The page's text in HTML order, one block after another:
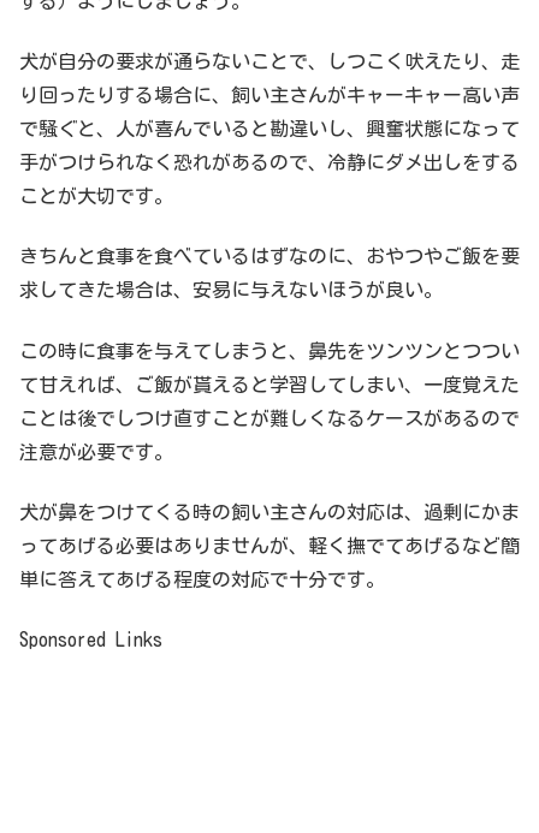
犬が自分の要求が通らないことで、しつこく吠えたり、走
り回ったりする場合に、飼い主さんがキャーキャー高い声
で騒ぐと、人が喜んでいると勘違いし、興奮状態になって
手がつけられなく恐れがあるので、冷静にダメ出しをする
ことが大切です。
きちんと食事を食べているはずなのに、おやつやご飯を要
求してきた場合は、安易に与えないほうが良い。
この時に食事を与えてしまうと、鼻先をツンツンとつつい
て甘えれば、ご飯が貰えると学習してしまい、一度覚えた
ことは後でしつけ直すことが難しくなるケースがあるので
注意が必要です。
犬が鼻をつけてくる時の飼い主さんの対応は、過剰にかま
ってあげる必要はありませんが、軽く撫でてあげるなど簡
単に答えてあげる程度の対応で十分です。
Sponsored Links